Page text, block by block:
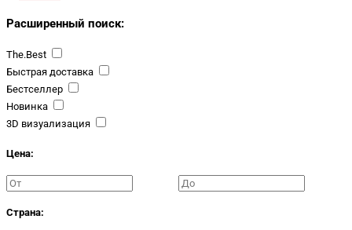
Расширенный поиск:
The.Best
Быстрая доставка
Бестселлер
Новинка
3D визуализация
Цена:
Страна: